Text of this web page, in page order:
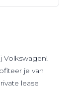
Volkswagen!
je van
lease